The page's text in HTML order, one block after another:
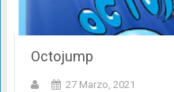
Octojump
27 Marzo, 2021